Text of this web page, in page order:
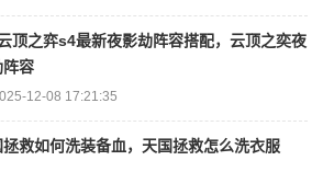
顶之弈s4最新夜影劫阵容搭配，云顶之奕夜
阵容
12-08 17:21:35
拯救如何洗装备血，天国拯救怎么洗衣服